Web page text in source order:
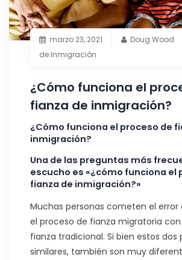
marzo 23, 2021 Doug Wood
de Inmigración
¿Cómo funciona el
fianza de inmigración?
¿Cómo funciona el proceso de
inmigración?
Una de las preguntas más
escucho es «¿cómo funciona el
fianza de inmigración?»
Muchas personas cometen el
el proceso de fianza migratoria con
fianza tradicional. Si bien estos dos
similares, también son muy